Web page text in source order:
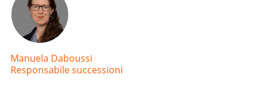
Manuela Daboussi
Responsabile successioni